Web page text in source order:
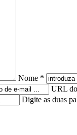
Nome *
URL
Digite as duas